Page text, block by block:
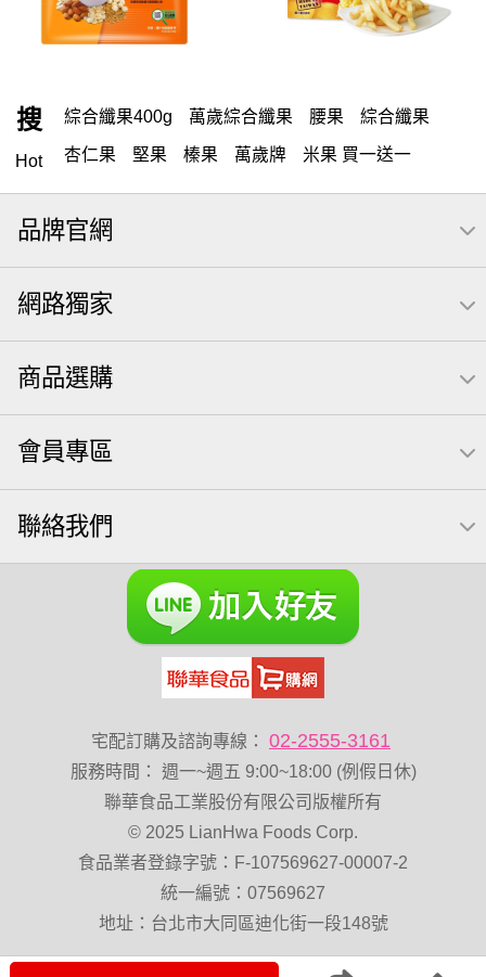
搜
Hot
綜合纖果400g 萬歲綜合纖果 腰果 綜合纖果
杏仁果 堅果 榛果 萬歲牌 米果 買一送一
萬歲牌 隨手包 開心果 杏仁小魚 可樂果 海苔
全聯 零食
全聯 素食 堅穀力 米果 洋芋片 甘栗 椒鹽 栗
薯條
三角壽司海苔 買1送1 南瓜子 icash 高蛋白
起司
無調味綜合果 【萬歲牌】每日堅果系列 芋頭
減糖日記 小魚
萬歲牌 米果 蜜汁腰果 可樂果 帆布袋 果乾
無糖 堅果飲
芝麻 脆烤 魚 元氣什穀堅果飲
萬歲牌 堅果小包裝活力堅果 海苔 芥末味
萬歲牌 蔓越莓 開心果 萬歲牌 全聯 堅果
全聯 海苔 滿天星
穀物棒 總匯點心包 低溫烘焙 寶寶 海苔
卡廸那 95℃鮮脆三色丁 花生 味付 萬歲牌-堅穀力
萬歲牌 堅果補給隨行包33公克44 包 波浪脆
卡廸那95℃薯條原味18克*5包
能量 Costco 萬歲牌堅果 玉米 60g
品牌官網
網路獨家
商品選購
會員專區
聯絡我們
宅配訂購及諮詢專線： 02-2555-3161
服務時間 ：
週一~週五 9:00~18:00 (例假日休)
聯華食品工業股份有限公司版權所有
© 2025 LianHwa Foods Corp.
食品業者登錄字號：F-107569627-00007-2
統一編號：07569627
地址：台北市大同區迪化街一段148號